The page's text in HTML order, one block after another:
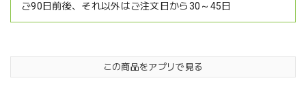
ご90日前後、それ以外はご注文日から30～45日
この商品をアプリで見る